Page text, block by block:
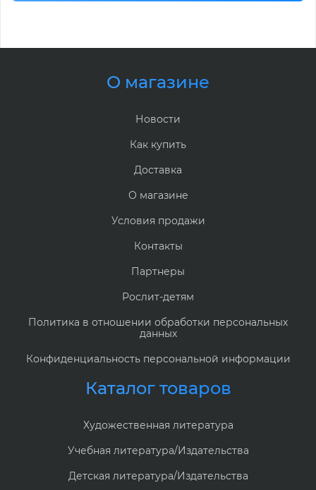
О магазине
Новости
Как купить
Доставка
О магазине
Условия продажи
Контакты
Партнеры
Рослит-детям
Политика в отношении обработки персональных
данных
Конфиденциальность персональной информации
Каталог товаров
Художественная литература
Учебная литература/Издательства
Детская литература/Издательства